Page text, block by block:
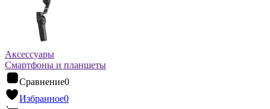
Аксессуары
Смартфоны и планшеты
Сравнение0
Избранное0